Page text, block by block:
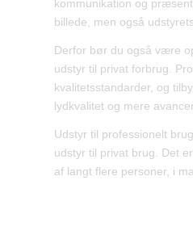
kommunikation og
billede, men også
Derfor bør du også være
udstyr til privat forbrug.
kvalitetsstandarder, og
lydkvalitet og mere
Udstyr til professionelt
udstyr til privat brug. Det
af langt flere personer, i